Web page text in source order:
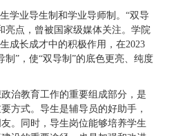
学业导生制和学业导师制。“双导
亮点，曾被国家级媒体关注。学院
成长成才中的积极作用，在2023
制”，使“双导制”的底色更亮、纯度
治教育工作的重要组成部分，是
方式。导生是辅导员的好助手，
。同时，导生岗位能够培养学生